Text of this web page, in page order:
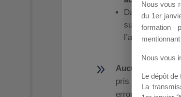
Dansun
suivant la
l’action de
9 Aucun
pris en compte,
erronés ou
Nous vous
du 1er
formation
mentionnant
Nous vous
Le dépôt de
La